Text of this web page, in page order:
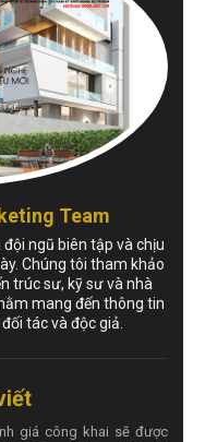
Team
ngũ biên tập và chịu
Chúng tôi tham khảo
trúc sư, kỹ sư và nhà
mang đến thông tin
tác và độc giả.
giá công khai sẽ được